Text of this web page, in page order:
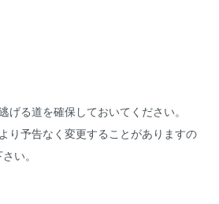
げる道を確保しておいてください。
り予告なく変更することがありますの
い。